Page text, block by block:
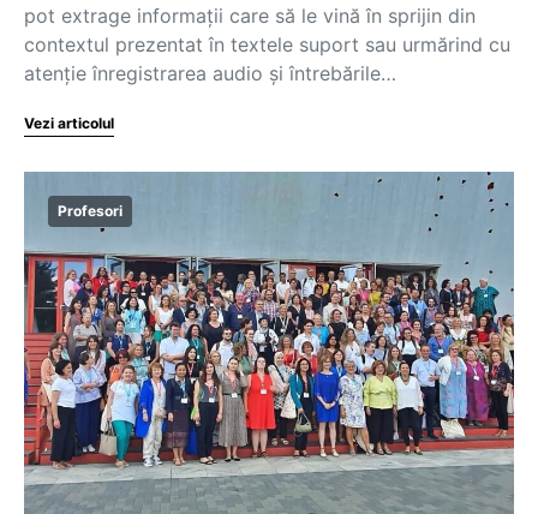
pot extrage informații care să le vină în sprijin din
contextul prezentat în textele suport sau urmărind cu
atenție înregistrarea audio și întrebările…
Vezi articolul
Profesori